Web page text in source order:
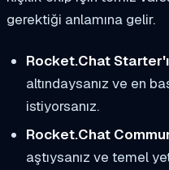
gerektiği anlamına gelir.
Rocket.Chat
altındaysanız ve en
istiyorsanız.
Rocket.Chat
aştıysanız ve temel